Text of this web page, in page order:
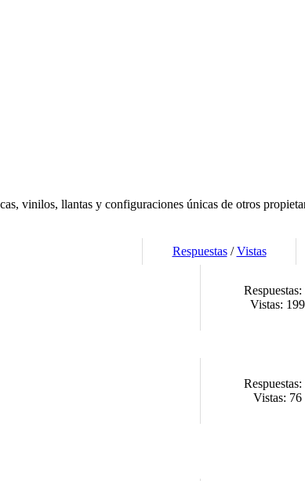
vinilos, llantas y configuraciones únicas de otros
Respuestas/Vistas
Respuestas:
Vistas: 199
Respuestas:
Vistas: 76